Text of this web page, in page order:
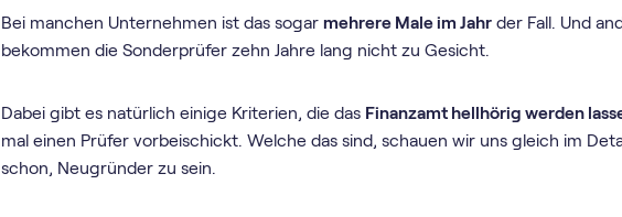
Bei manchen Unternehmen ist das sogarmehrere Male im Jahr der Fall. Und
bekommen die Sonderprüfer zehn Jahre lang nicht zu Gesicht.
Dabei gibt es natürlich einige Kriterien, die das Finanzamt hellhörig werden
mal einen Prüfer vorbeischickt. Welche das sind, schauen wir uns gleich im
schon, Neugründer zu sein.